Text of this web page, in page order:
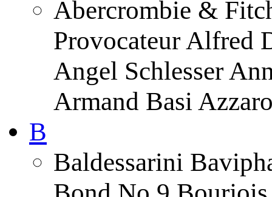
Abercrombie &
Provocateur Alfred
Angel Schlesser
Armand Basi
B
Baldessarini